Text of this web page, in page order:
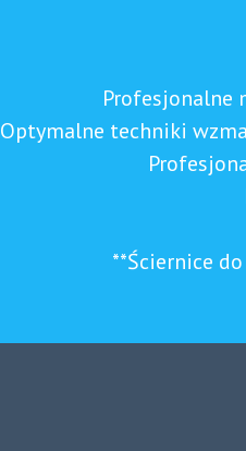
Profesjonalne
Optymalne techniki
**Ściernice